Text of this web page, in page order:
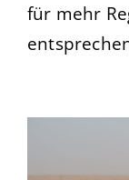
für mehr